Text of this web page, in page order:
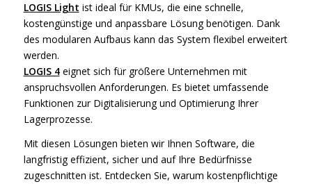
LOGIS Light ist ideal für KMUs, die eine schnelle,
kostengünstige und anpassbare Lösung benötigen. Dank
des modularen Aufbaus kann das System flexibel erweitert
werden.
LOGIS 4eignet sich für größere Unternehmen mit
anspruchsvollen Anforderungen. Es bietet umfassende
Funktionen zur Digitalisierung und Optimierung Ihrer
Lagerprozesse.
Mit diesen Lösungen bieten wir Ihnen Software, die
langfristig effizient, sicher und auf Ihre Bedürfnisse
zugeschnitten ist. Entdecken Sie, warum kostenpflichtige